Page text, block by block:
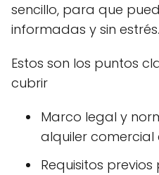
sencillo, para que
informadas y sin estrés.
Estos son los puntos
cubrir
Marco legal y
alquiler comercial
Requisitos